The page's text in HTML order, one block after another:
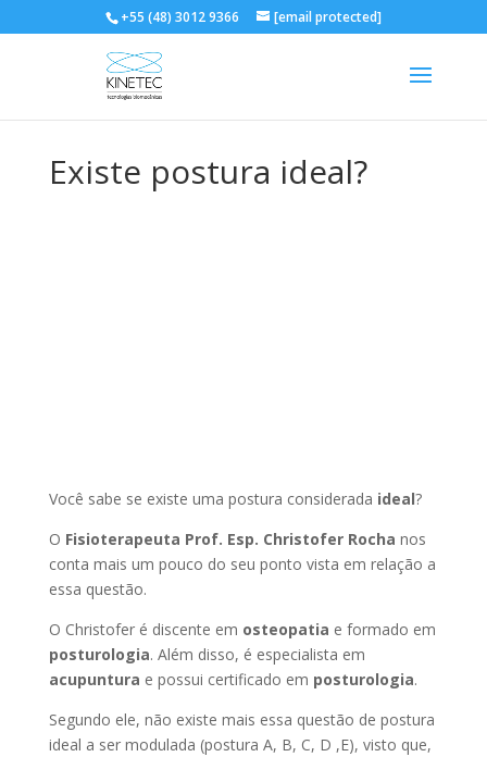
+55 (48) 3012 9366 [email protected]
Existe postura ideal?
Você sabe se existe uma postura considerada ideal?
O Fisioterapeuta Prof. Esp. Christofer Rocha nos
conta mais um pouco do seu ponto vista em relação a
essa questão.
O Christofer é discente em osteopatia e formado em
posturologia. Além disso, é especialista em
acupuntura e possui certificado em posturologia.
Segundo ele, não existe mais essa questão de postura
ideal a ser modulada (postura A, B, C, D ,E), visto que,